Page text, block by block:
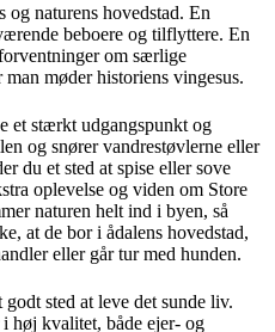
naturens hovedstad. En
beboere og tilflyttere. En
om særlige
møder historiens vingesus.
et stærkt udgangspunkt og
og snører vandrestøvlerne eller
du et sted at spise eller sove
oplevelse og viden om Store
naturen helt ind i byen, så
at de bor i ådalens hovedstad,
eller går tur med hunden.
sted at leve det sunde liv.
høj kvalitet, både ejer- og